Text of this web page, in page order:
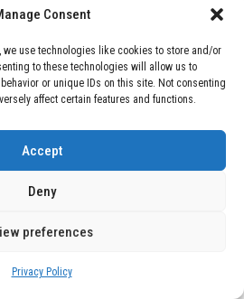
Consent
we use technologies like cookies to store and/or
to these technologies will allow us to
or unique IDs on this site. Not consenting
affect certain features and functions.
Accept
Deny
preferences
Privacy Policy
29, 2026
de Usuario en
29, 2026